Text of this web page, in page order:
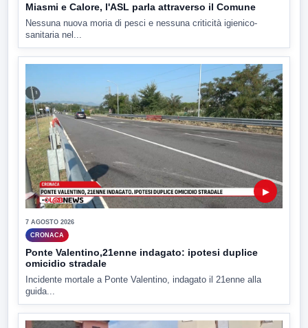
Miasmi e Calore, l'ASL parla attraverso il Comune
Nessuna nuova moria di pesci e nessuna criticità igienico-
sanitaria nel...
▶
7 AGOSTO 2026
CRONACA
Ponte Valentino,21enne indagato: ipotesi duplice
omicidio stradale
Incidente mortale a Ponte Valentino, indagato il 21enne alla
guida...